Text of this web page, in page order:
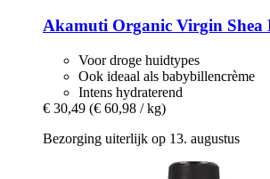
Akamuti Organic Virgin Shea
Voor droge huidtypes
Ook ideaal als babybillencrème
Intens hydraterend
€ 30,49 (€ 60,98 / kg)
Bezorging uiterlijk op 13. augustus